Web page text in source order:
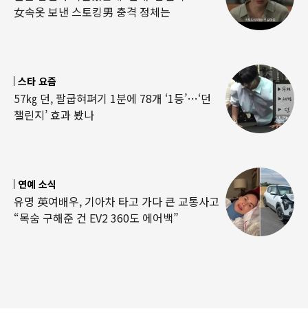
女속옷 보낸 스토킹男 충격 정체는
스타 요즘
57㎏ 던, 팔굽혀펴기 1분에 78개 ‘1등’…‘던
챌린지’ 효과 봤나
연예 소식
유명 英여배우, 기아차 타고 가다 큰 교통사고
“목숨 구해준 건 EV2 360도 에어백”